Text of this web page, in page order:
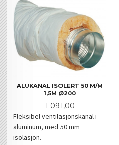
ALUKANAL ISOLERT 50 M/M
1,5M Ø200
Pris
1 091,00
Fleksibel ventilasjonskanal i
aluminum, med 50 mm
isolasjon.